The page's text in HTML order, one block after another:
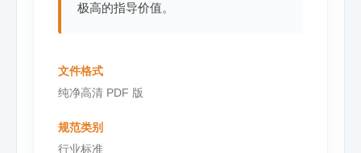
极高的指导价值。
文件格式
纯净高清 PDF 版
规范类别
行业标准